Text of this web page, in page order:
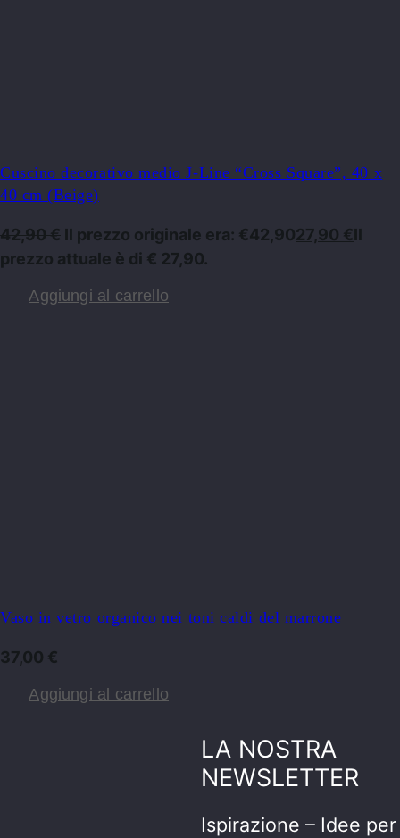
Cuscino decorativo medio J-Line “Cross Square”, 40 x
40 cm (Beige)
42,90€ Il prezzo originale era: €42,9027,90 €Il
prezzo attuale è di € 27,90.
Aggiungi al carrello
Vaso in vetro organico nei toni caldi del marrone
37,00 €
Aggiungi al carrello
LA NOSTRA
NEWSLETTER
Ispirazione – Idee per